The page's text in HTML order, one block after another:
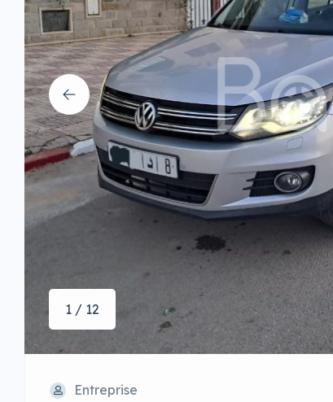
1 / 12
Entreprise